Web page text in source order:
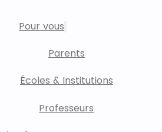
Pour vous
Parents
Écoles & Institutions
Professeurs